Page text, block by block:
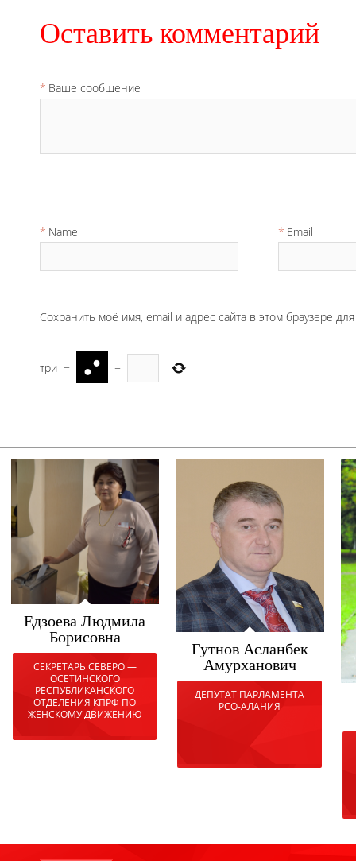
Оставить комментарий
Ваше сообщение
Name Email
Сохранить моё имя, email и адрес сайта в этом браузере
три − =
Едзоева Людмила
Борисовна
СЕКРЕТАРЬ СЕВЕРО —
ОСЕТИНСКОГО
РЕСПУБЛИКАНСКОГО
ОТДЕЛЕНИЯ КПРФ ПО
ЖЕНСКОМУ ДВИЖЕНИЮ
Гутнов Асланбек
Амурханович
ДЕПУТАТ ПАРЛАМЕНТА
РСО-АЛАНИЯ